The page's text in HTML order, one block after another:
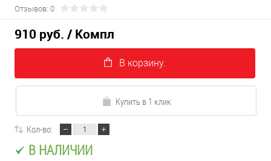
Отзывов: 0
910 руб. / Компл
В корзину.
Купить в 1 клик
Кол-во:
В НАЛИЧИИ